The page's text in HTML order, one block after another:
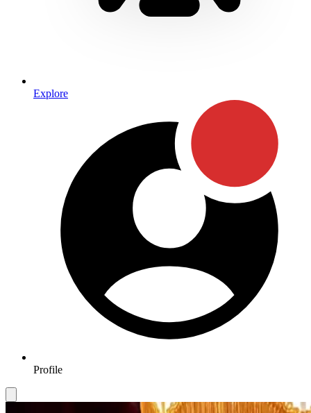
Explore
Profile